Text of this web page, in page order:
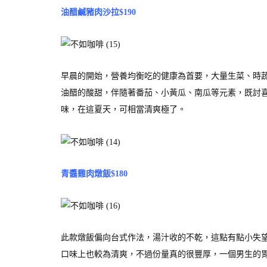
油醋鹹豬肉沙拉$190
早晨的開始，營養均衡吃的健康為首要，大量生菜、時
油醋的酸甜，伴隨著番茄、小黃瓜、南瓜等元素，既
味，在這夏天，可相當清爽極了。
青醬雞肉燉飯$180
此款燉飯偏向台式作法，湯汁收的不乾，這點有點小失
口味上也較為清爽，不過份量真的很豐厚，一個男生